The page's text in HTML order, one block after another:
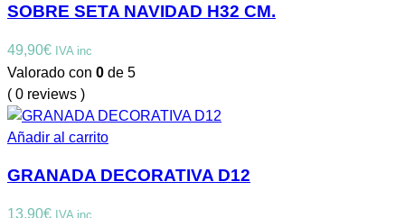
SOBRE SETA NAVIDAD H32 CM.
49,90€ IVA inc
Valorado con 0 de 5
( 0 reviews )
Añadir al carrito
GRANADA DECORATIVA D12
13,90€ IVA inc